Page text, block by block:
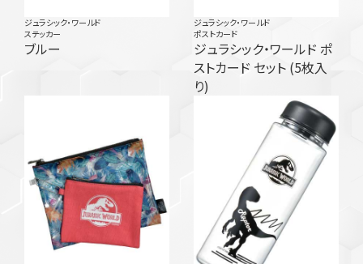
ジュラシック・ワールド
ステッカー
ブルー
ジュラシック・ワールド
ポストカード
ジュラシック・ワールド ポ
ストカード セット (5枚入
り)